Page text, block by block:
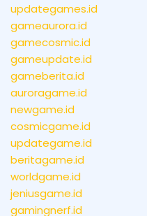
updategames.id
gameaurora.id
gamecosmic.id
gameupdate.id
gameberita.id
auroragame.id
newgame.id
cosmicgame.id
updategame.id
beritagame.id
worldgame.id
jeniusgame.id
gamingnerf.id